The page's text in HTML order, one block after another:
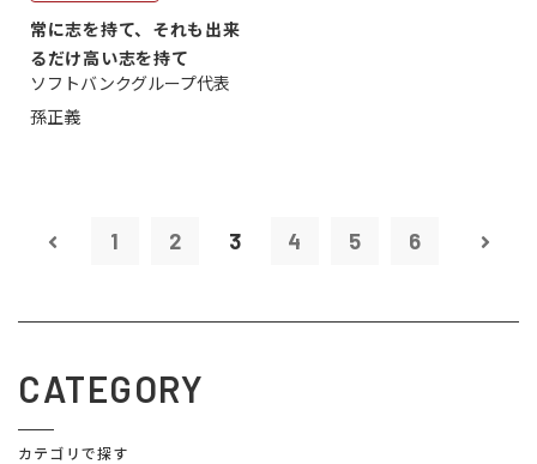
常に志を持て、それも出来
るだけ高い志を持て
ソフトバンクグループ代表
孫正義
1 2 3 4 5 6
CATEGORY
カテゴリで探す